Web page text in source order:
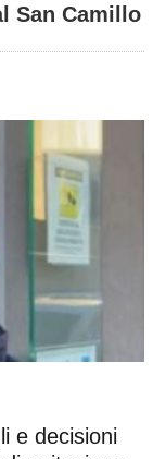
San Camillo
e decisioni